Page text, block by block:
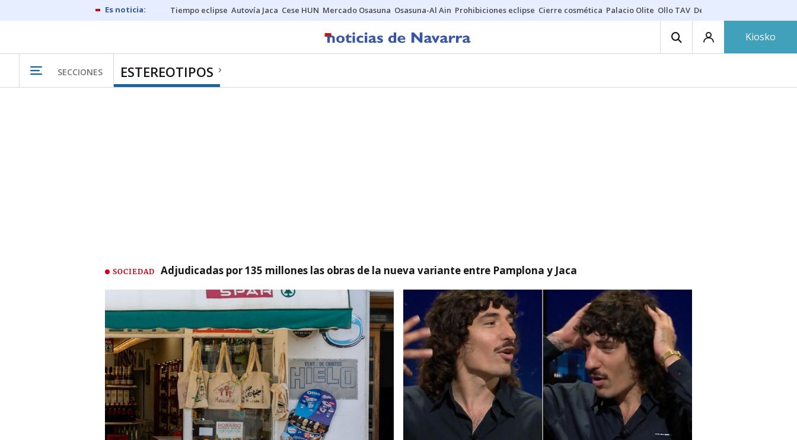
Tiempo eclipse Autovía Jaca Cese HUN Mercado Osasuna Osasuna-Al Ain Prohibiciones eclipse Cierre cosmética Palacio Olite Ollo TAV Derrama vecinos
Kiosko
SECCIONES ESTEREOTIPOS
SOCIEDAD Adjudicadas por 135 millones las obras de la nueva variante entre Pamplona y Jaca